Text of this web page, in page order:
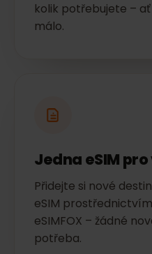
kolik potřebujete –
málo.
Jedna eSIM
Přidejte si nové
eSIM
eSIMFOX – žádné
potřeba.